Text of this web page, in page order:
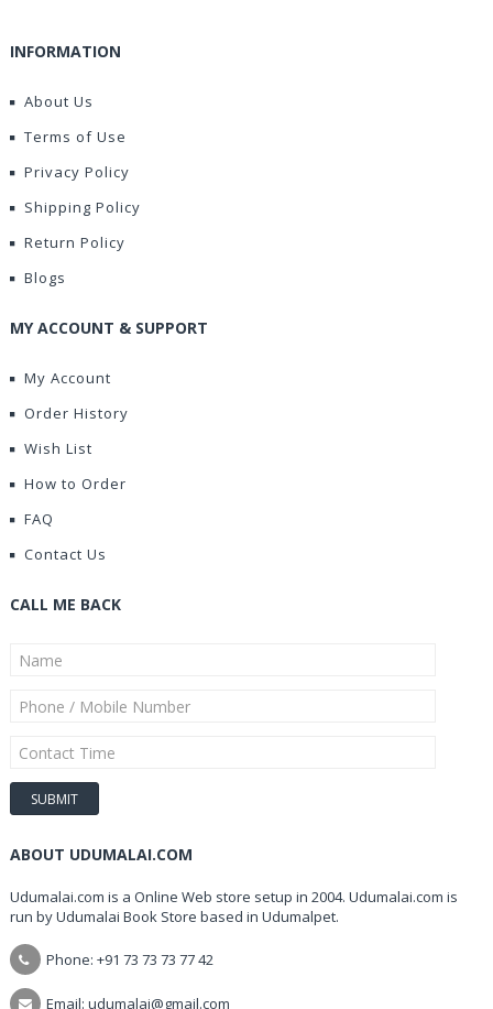
INFORMATION
About Us
Terms of Use
Privacy Policy
Shipping Policy
Return Policy
Blogs
MY ACCOUNT & SUPPORT
My Account
Order History
Wish List
How to Order
FAQ
Contact Us
CALL ME BACK
ABOUT UDUMALAI.COM
Udumalai.com is a Online Web store setup in 2004. Udumalai.com is
run by Udumalai Book Store based in Udumalpet.
Phone: +91 73 73 73 77 42
Email: udumalai@gmail.com